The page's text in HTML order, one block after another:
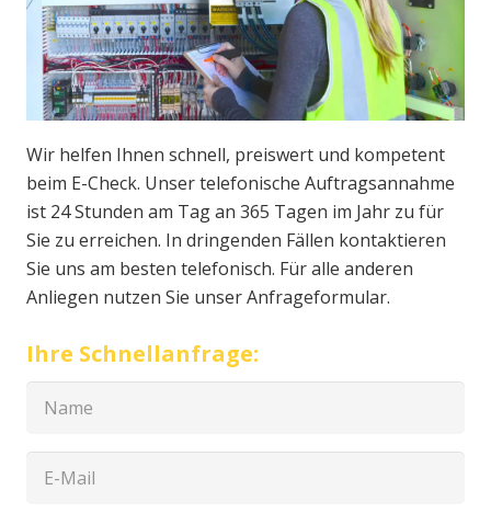
Wir helfen Ihnen schnell, preiswert und kompetent
beim E-Check. Unser telefonische Auftragsannahme
ist 24 Stunden am Tag an 365 Tagen im Jahr zu für
Sie zu erreichen. In dringenden Fällen kontaktieren
Sie uns am besten telefonisch. Für alle anderen
Anliegen nutzen Sie unser Anfrageformular.
Ihre Schnellanfrage: